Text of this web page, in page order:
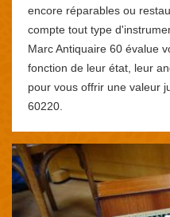
encore réparables ou
compte tout type
Marc Antiquaire 60 évalue
fonction de leur état, leur
pour vous offrir une valeur
60220.